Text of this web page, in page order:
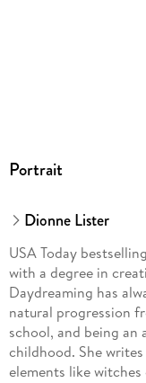
Portrait
Dionne Lister
USA Today
with a degree in
Daydreaming has
natural progression
school, and being an
childhood. She
elements like